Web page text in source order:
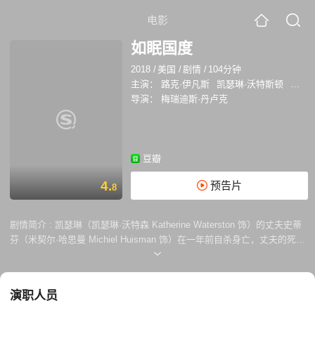
电影
4.8
如眠国度
2018 / 美国 /剧情 / 104分钟
主演：
路克·伊凡斯 凯瑟琳·沃特斯顿
迈克
导演：
梅瑞迪斯·丹卢克
豆瓣
预告片
剧情简介 : 凯瑟琳（凯瑟琳·沃特森 Katherine Waterston 饰）的丈夫史蒂
芬（米契尔·哈思曼 Michiel Huisman 饰）在一年前自杀身亡，丈夫的死带
给了凯瑟琳巨大的打击，即便已经是陈年旧事了，但凯瑟琳依然无法从阴
相。 在布鲁塞尔，凯瑟莉遇见了自己曾经的好友埃米尔（卢克·伊万斯
演职人员